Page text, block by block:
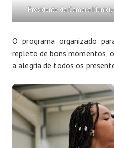
Presidente da Câmara
O programa organizado
repleto de bons momentos,
a alegria de todos os